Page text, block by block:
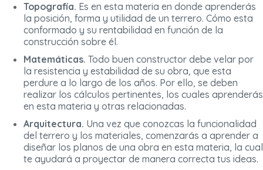
Topografía. Es en esta materia en donde aprenderás
la posición, forma y utilidad de un terrero. Cómo esta
conformado y su rentabilidad en función de la
construcción sobre él.
Matemáticas. Todo buen constructor debe velar por
la resistencia y estabilidad de su obra, que esta
perdure a lo largo de los años. Por ello, se deben
realizar los cálculos pertinentes, los cuales aprenderás
en esta materia y otras relacionadas.
Arquitectura. Una vez que conozcas la funcionalidad
del terrero y los materiales, comenzarás a aprender a
diseñar los planos de una obra en esta materia, la cual
te ayudará a proyectar de manera correcta tus ideas.